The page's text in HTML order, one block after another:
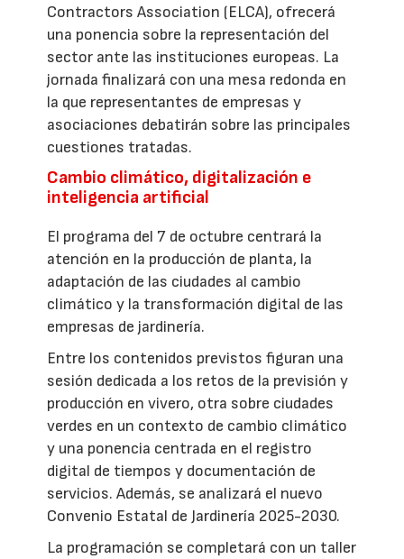
Contractors Association (ELCA), ofrecerá
una ponencia sobre la representación del
sector ante las instituciones europeas. La
jornada finalizará con una mesa redonda en
la que representantes de empresas y
asociaciones debatirán sobre las principales
cuestiones tratadas.
Cambio climático, digitalización e
inteligencia artificial
El programa del 7 de octubre centrará la
atención en la producción de planta, la
adaptación de las ciudades al cambio
climático y la transformación digital de las
empresas de jardinería.
Entre los contenidos previstos figuran una
sesión dedicada a los retos de la previsión y
producción en vivero, otra sobre ciudades
verdes en un contexto de cambio climático
y una ponencia centrada en el registro
digital de tiempos y documentación de
servicios. Además, se analizará el nuevo
Convenio Estatal de Jardinería 2025-2030.
La programación se completará con un taller